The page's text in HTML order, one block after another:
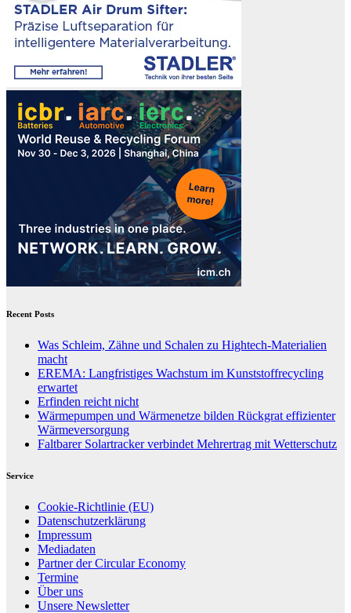
Recent Posts
Was Schleim, Zähne und Schalen zu Hightech-Materialien
macht
EREMA: Langfristiges Wachstum im Kunststoffrecycling
erwartet
Erfinden reicht nicht
Wärmepumpen und Wärmenetze bilden Rückgrat effizienter
Wärmeversorgung
Faltbarer Solartracker verbindet Mehrertrag mit Wetterschutz
Service
Cookie-Richtlinie (EU)
Datenschutzerklärung
Impressum
Mediadaten
Partner der Circular Economy
Termine
Über uns
Unsere Newsletter